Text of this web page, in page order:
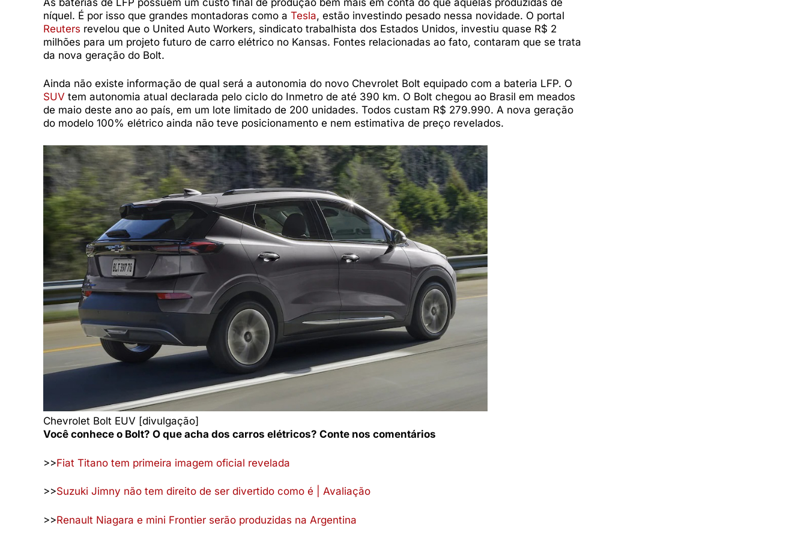
níquel. É por isso que grandes montadoras como a Tesla, estão investindo pesado nessa novidade. O portal
Reuters revelou que o United Auto Workers, sindicato trabalhista dos Estados Unidos, investiu quase R$ 2
milhões para um projeto futuro de carro elétrico no Kansas. Fontes relacionadas ao fato, contaram que se trata
da nova geração do Bolt.
Ainda não existe informação de qual será a autonomia do novo Chevrolet Bolt equipado com a bateria LFP. O
SUV tem autonomia atual declarada pelo ciclo do Inmetro de até 390 km. O Bolt chegou ao Brasil em meados
de maio deste ano ao país, em um lote limitado de 200 unidades. Todos custam R$ 279.990. A nova geração
do modelo 100% elétrico ainda não teve posicionamento e nem estimativa de preço revelados.
Chevrolet Bolt EUV [divulgação]
Você conhece o Bolt? O que acha dos carros elétricos? Conte nos comentários
>>Fiat Titano tem primeira imagem oficial revelada
>>Suzuki Jimny não tem direito de ser divertido como é | Avaliação
>>Renault Niagara e mini Frontier serão produzidas na Argentina